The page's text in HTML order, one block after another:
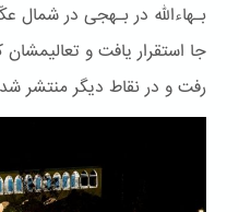
بـهاءالله در بـهجی در شمال
جا استقرار یافت و تعالیمشان
رفت و در نقاط دیگر منتشر